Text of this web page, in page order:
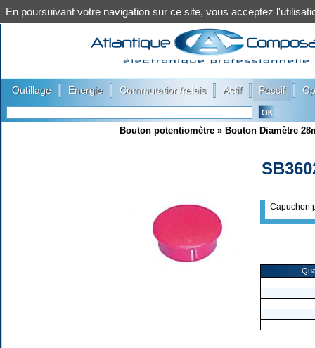
Outillage Energie Commutation/relais Actif Passif
Bouton potentiomètre » Bouton Diamètre
Capuchon
En poursuivant votre navigation sur ce site, vous acceptez